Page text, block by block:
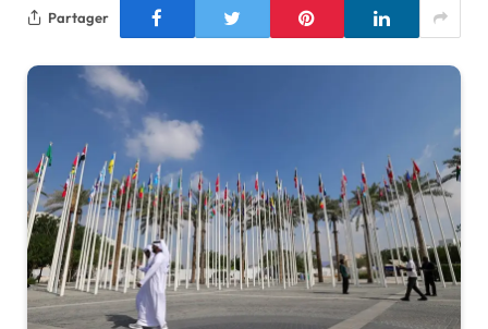
Partager